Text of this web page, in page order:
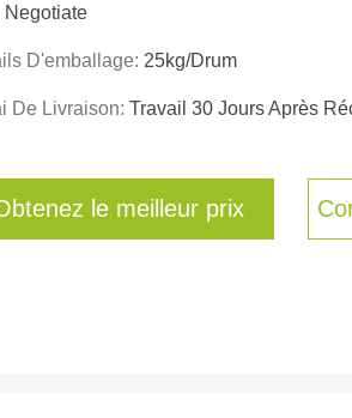
Negotiate
D'emballage: 25kg/drum
De Livraison: Travail 30 Jours Après
le meilleur prix